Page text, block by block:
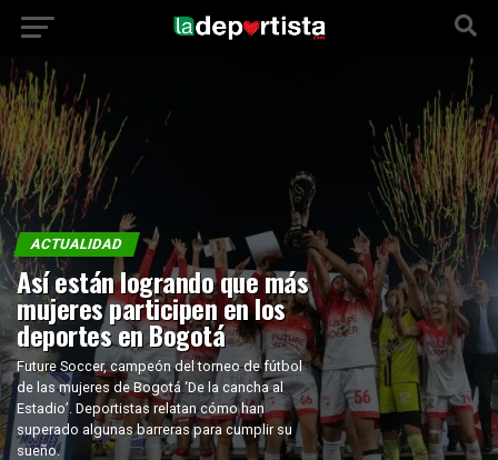
ACTUALIDAD
Así están logrando que más
mujeres participen en los
deportes en Bogotá
Future Soccer, campeón del torneo de fútbol
de las mujeres de Bogotá ‘De la cancha al
Estadio’. Deportistas relatan cómo han
superado algunas barreras para cumplir su
sueño.